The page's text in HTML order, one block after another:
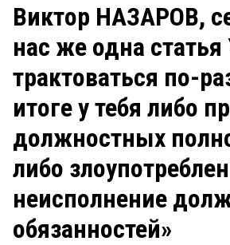
ЗАКОН
НОВОСТИ КОМПАНИЙ
СТИЛЬ ЖИЗНИ
Виктор НАЗАРОВ,
нас же одна
трактоваться по-
итоге у тебя либо
должностных
либо
неисполнение
обязанностей»